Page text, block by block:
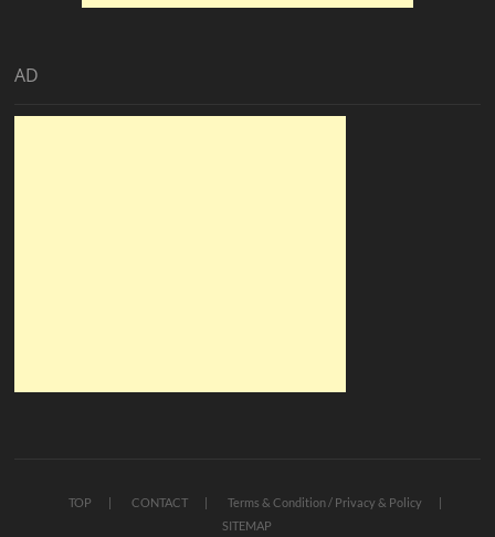
AD
TOP CONTACT
Terms & Condition / Privacy & Policy
SITEMAP